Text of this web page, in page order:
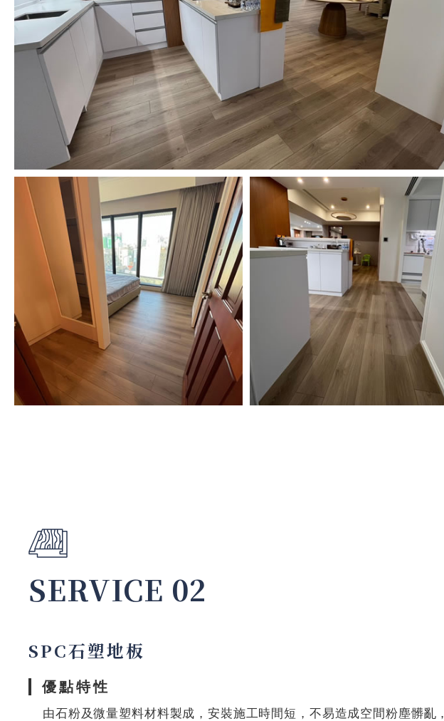
SERVICE 02
SPC石塑地板
優點特性
由石粉及微量塑料材料製成，安裝施工時間短，不易造成空間粉塵髒亂，